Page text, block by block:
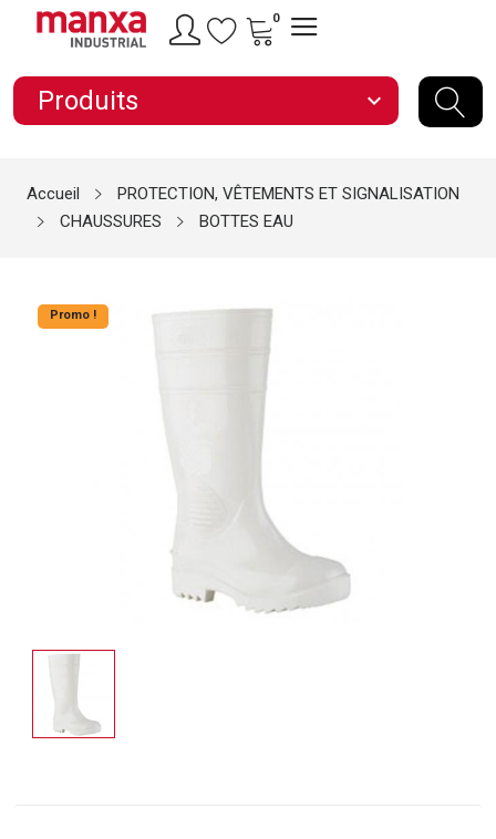
0
Produits expand_more
Accueil
PROTECTION, VÊTEMENTS ET SIGNALISATION
CHAUSSURES
BOTTES EAU
Promo !